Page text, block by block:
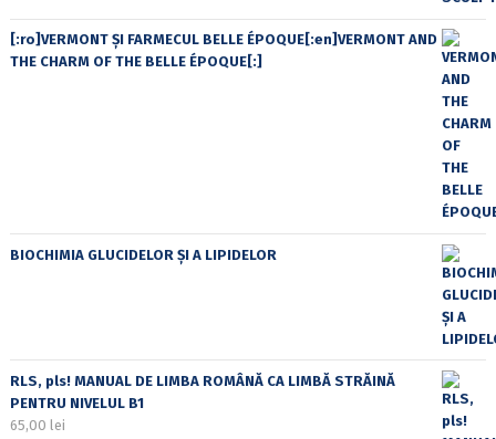
[:ro]VERMONT ȘI FARMECUL BELLE ÉPOQUE[:en]VERMONT AND
THE CHARM OF THE BELLE ÉPOQUE[:]
BIOCHIMIA GLUCIDELOR ȘI A LIPIDELOR
RLS, pls! MANUAL DE LIMBA ROMÂNĂ CA LIMBĂ STRĂINĂ
PENTRU NIVELUL B1
65,00 lei